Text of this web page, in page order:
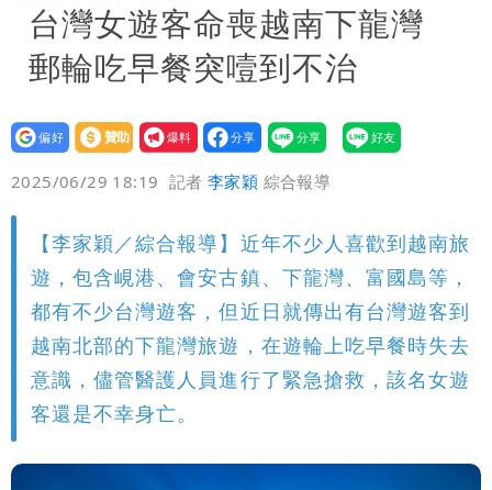
口」 徐巧芯：民進黨當年刻意阻擋
批綠藉慈濟遭詐「洗記憶」 張彤：疫苗
荒3+11台灣人沒有失憶
慈濟遭詐｜陳時中要別人道歉 黃建賓：
你敢不敢先面對自己責任
「小英男孩」涉貪洗錢起訴8個月首出
庭 他翻供不認貪污、洗錢
為何她能騙到慈濟？陳昱瑄背景超硬 當
過政府法律顧問
白海豚增強了！首波海警範圍曝光
台灣女遊客命喪越南下龍灣
郵輪吃早餐突噎到不治
設為
贊助
我要
爆料
2025/06/29 18:19 記者李家穎 綜合報導
【李家穎／綜合報導】近年不少人喜歡到越南旅
遊，包含峴港、會安古鎮、下龍灣、富國島等，
都有不少台灣遊客，但近日就傳出有台灣遊客到
越南北部的下龍灣旅遊，在遊輪上吃早餐時失去
意識，儘管醫護人員進行了緊急搶救，該名女遊
客還是不幸身亡。